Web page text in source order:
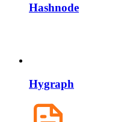
Hashnode
Hygraph